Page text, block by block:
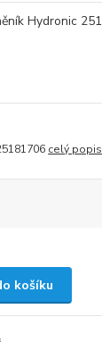
celý popis
košíku